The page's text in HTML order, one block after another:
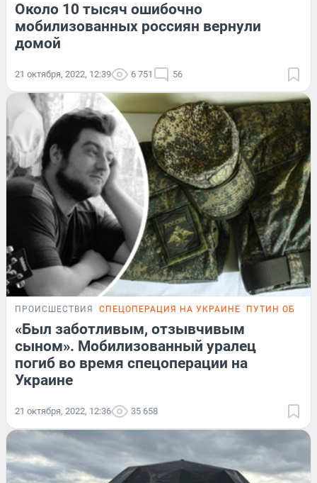
Около 10 тысяч ошибочно
мобилизованных россиян вернули
домой
21 октября, 2022, 12:39 6 751 56
ПРОИСШЕСТВИЯ СПЕЦОПЕРАЦИЯ НА УКРАИНЕ ПУТИН
«Был заботливым, отзывчивым
сыном». Мобилизованный уралец
погиб во время спецоперации на
Украине
21 октября, 2022, 12:36 35 658